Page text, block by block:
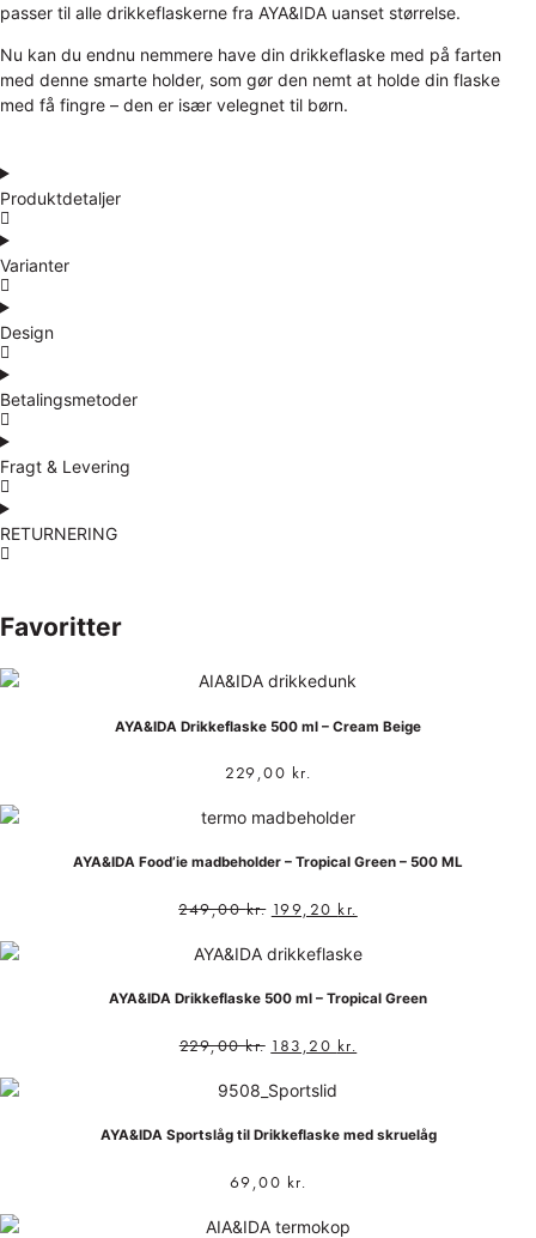
passer til alle drikkeflaskerne fra AYA&IDA uanset størrelse.
Nu kan du endnu nemmere have din drikkeflaske med på farten
med denne smarte holder, som gør den nemt at holde din flaske
med få fingre – den er især velegnet til børn.
Produktdetaljer
Varianter
Design
Betalingsmetoder
Fragt & Levering
RETURNERING
Favoritter
AYA&IDA Drikkeflaske 500 ml – Cream Beige
229,00 kr.
AYA&IDA Food’ie madbeholder – Tropical Green – 500 ML
249,00kr. 199,20 kr.
AYA&IDA Drikkeflaske 500 ml – Tropical Green
229,00kr. 183,20 kr.
AYA&IDA Sportslåg til Drikkeflaske med skruelåg
69,00 kr.